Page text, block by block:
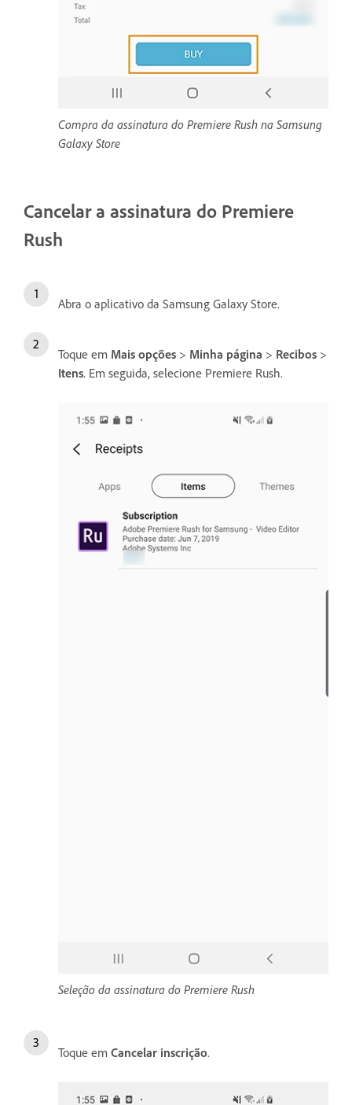
Compra da assinatura do Premiere Rush na Samsung
Galaxy Store
Cancelar a assinatura do Premiere
Rush
Abra o aplicativo da Samsung Galaxy Store.
Toque em Mais opções > Minha página > Recibos >
Itens. Em seguida, selecione Premiere Rush.
Seleção da assinatura do Premiere Rush
Toque em Cancelar inscrição.